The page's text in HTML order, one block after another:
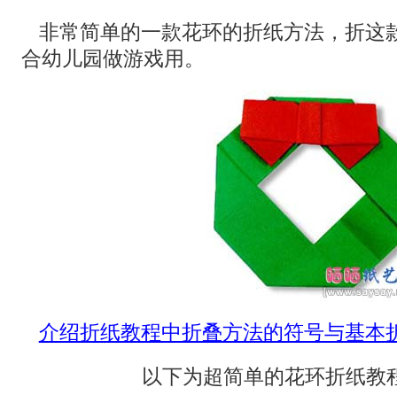
非常简单的一款花环的折纸方法，折这
合幼儿园做游戏用。
介绍折纸教程中折叠方法的符号与基本
以下为超简单的花环折纸教